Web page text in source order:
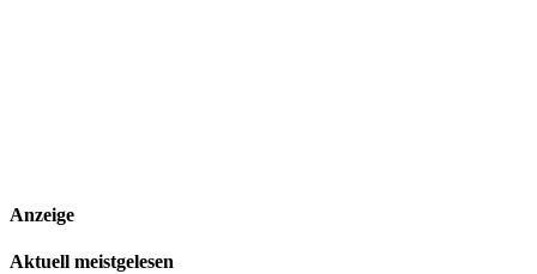
Anzeige
Aktuell meistgelesen